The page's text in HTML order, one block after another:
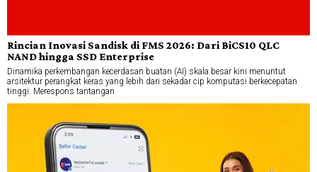
Rincian Inovasi Sandisk di FMS 2026: Dari BiCS10 QLC
NAND hingga SSD Enterprise
Dinamika perkembangan kecerdasan buatan (AI) skala besar kini menuntut
arsitektur perangkat keras yang lebih dari sekadar cip komputasi berkecepatan
tinggi. Merespons tantangan